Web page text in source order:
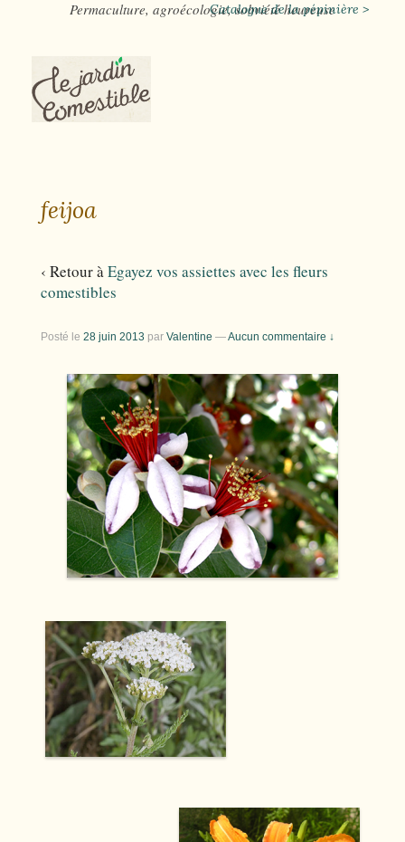
Permaculture, agroécologie, sobriété heureuse
Catalogue de la pépinière >
feijoa
‹ Retour àEgayez vos assiettes avec les fleurs
comestibles
Posté le 28 juin 2013 par Valentine —Aucun commentaire ↓